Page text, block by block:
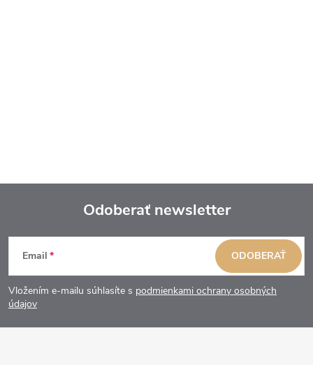
Z
á
p
Odoberať newsletter
Email
Vložením e-mailu súhlasíte s podmienkami ochrany osobných
údajov
ODOBERAŤ